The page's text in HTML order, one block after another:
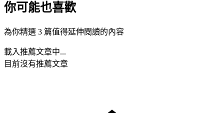
你可能也喜歡
為你精選 3 篇值得延伸閱讀的內容
載入推薦文章中...
目前沒有推薦文章